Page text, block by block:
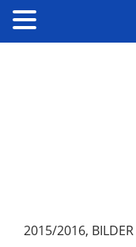
2015/2016, BILDER